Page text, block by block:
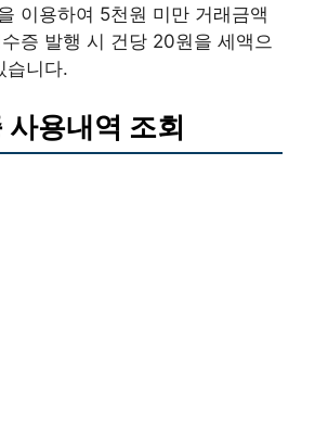
이용하여 5천원 미만 거래금액
증 발행 시 건당 20원을 세액으
습니다.
사용내역 조회